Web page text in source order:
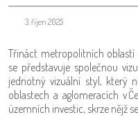
3. říjen 2025
Třináct metropolitních oblastí
se představuje společnou
jednotný vizuální styl, který
oblastech a aglomeracích v
územních investic, skrze nějž